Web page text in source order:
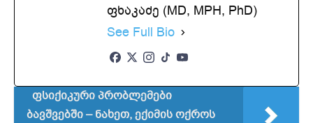
ფხაკაძე (MD, MPH, PhD)
See Full Bio
ფსიქიკური პრობლემები
ბავშვებში – ნახეთ, ექიმის ოქროს